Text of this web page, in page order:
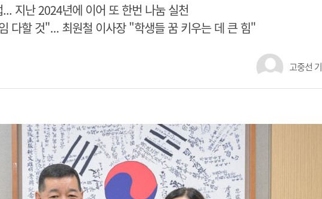
지난 2024년에 이어 또 한번 나눔 실천
다할 것"... 최원철 이사장 "학생들 꿈 키우는 데 큰 힘"
고중선